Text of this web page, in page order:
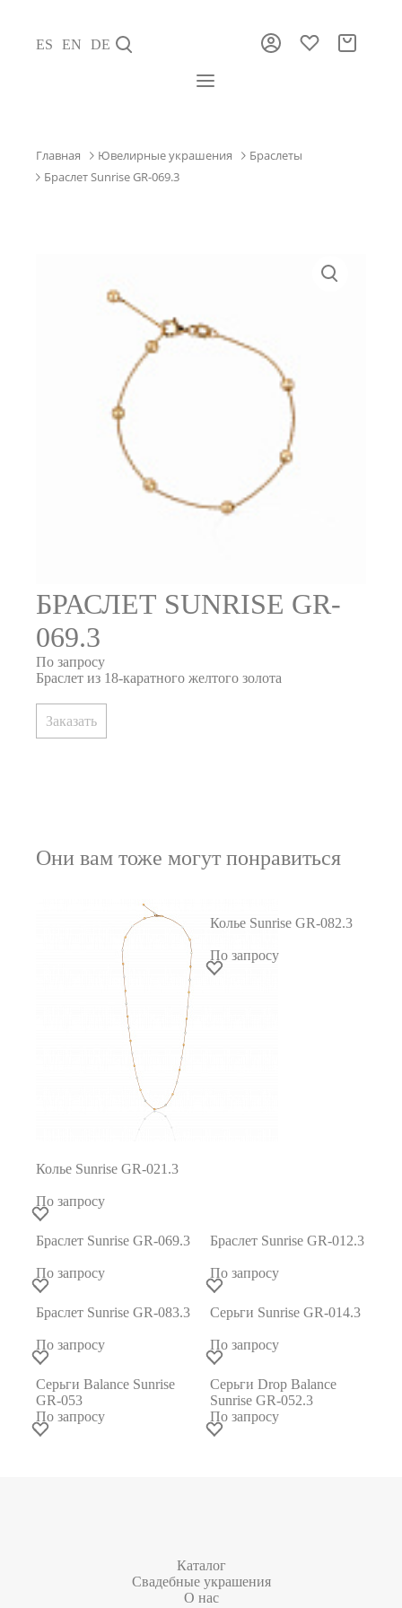
ES EN DE
Главная Ювелирные украшения
Браслеты
Браслет Sunrise GR-069.3
БРАСЛЕТ SUNRISE GR-
069.3
По запросу
Браслет из 18-каратного желтого золота
Заказать
Они вам тоже могут понравиться
Колье Sunrise GR-021.3
По запросу
Колье Sunrise GR-082.3
По запросу
Браслет Sunrise GR-069.3
По запросу
Браслет Sunrise GR-012.3
По запросу
Браслет Sunrise GR-083.3
По запросу
Серьги Sunrise GR-014.3
По запросу
Серьги Balance Sunrise
GR-053
По запросу
Серьги Drop Balance
Sunrise GR-052.3
По запросу
Каталог
Свадебные украшения
О нас